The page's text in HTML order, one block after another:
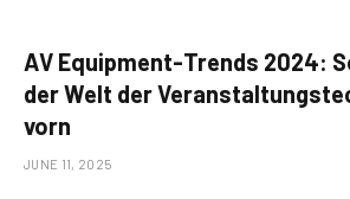
AV Equipment-Trends 2024:
der Welt der
vorn
JUNE 11, 2025